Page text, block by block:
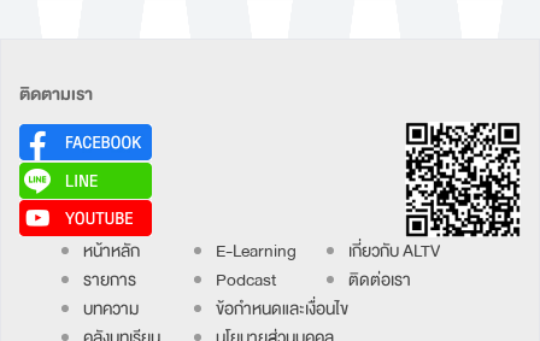
ติดตามเรา
หน้าหลัก
รายการ
บทความ
E-Learning
Podcast
ข้อกำหนดและเงื่อนไข
เกี่ยวกับ ALTV
ติดต่อเรา